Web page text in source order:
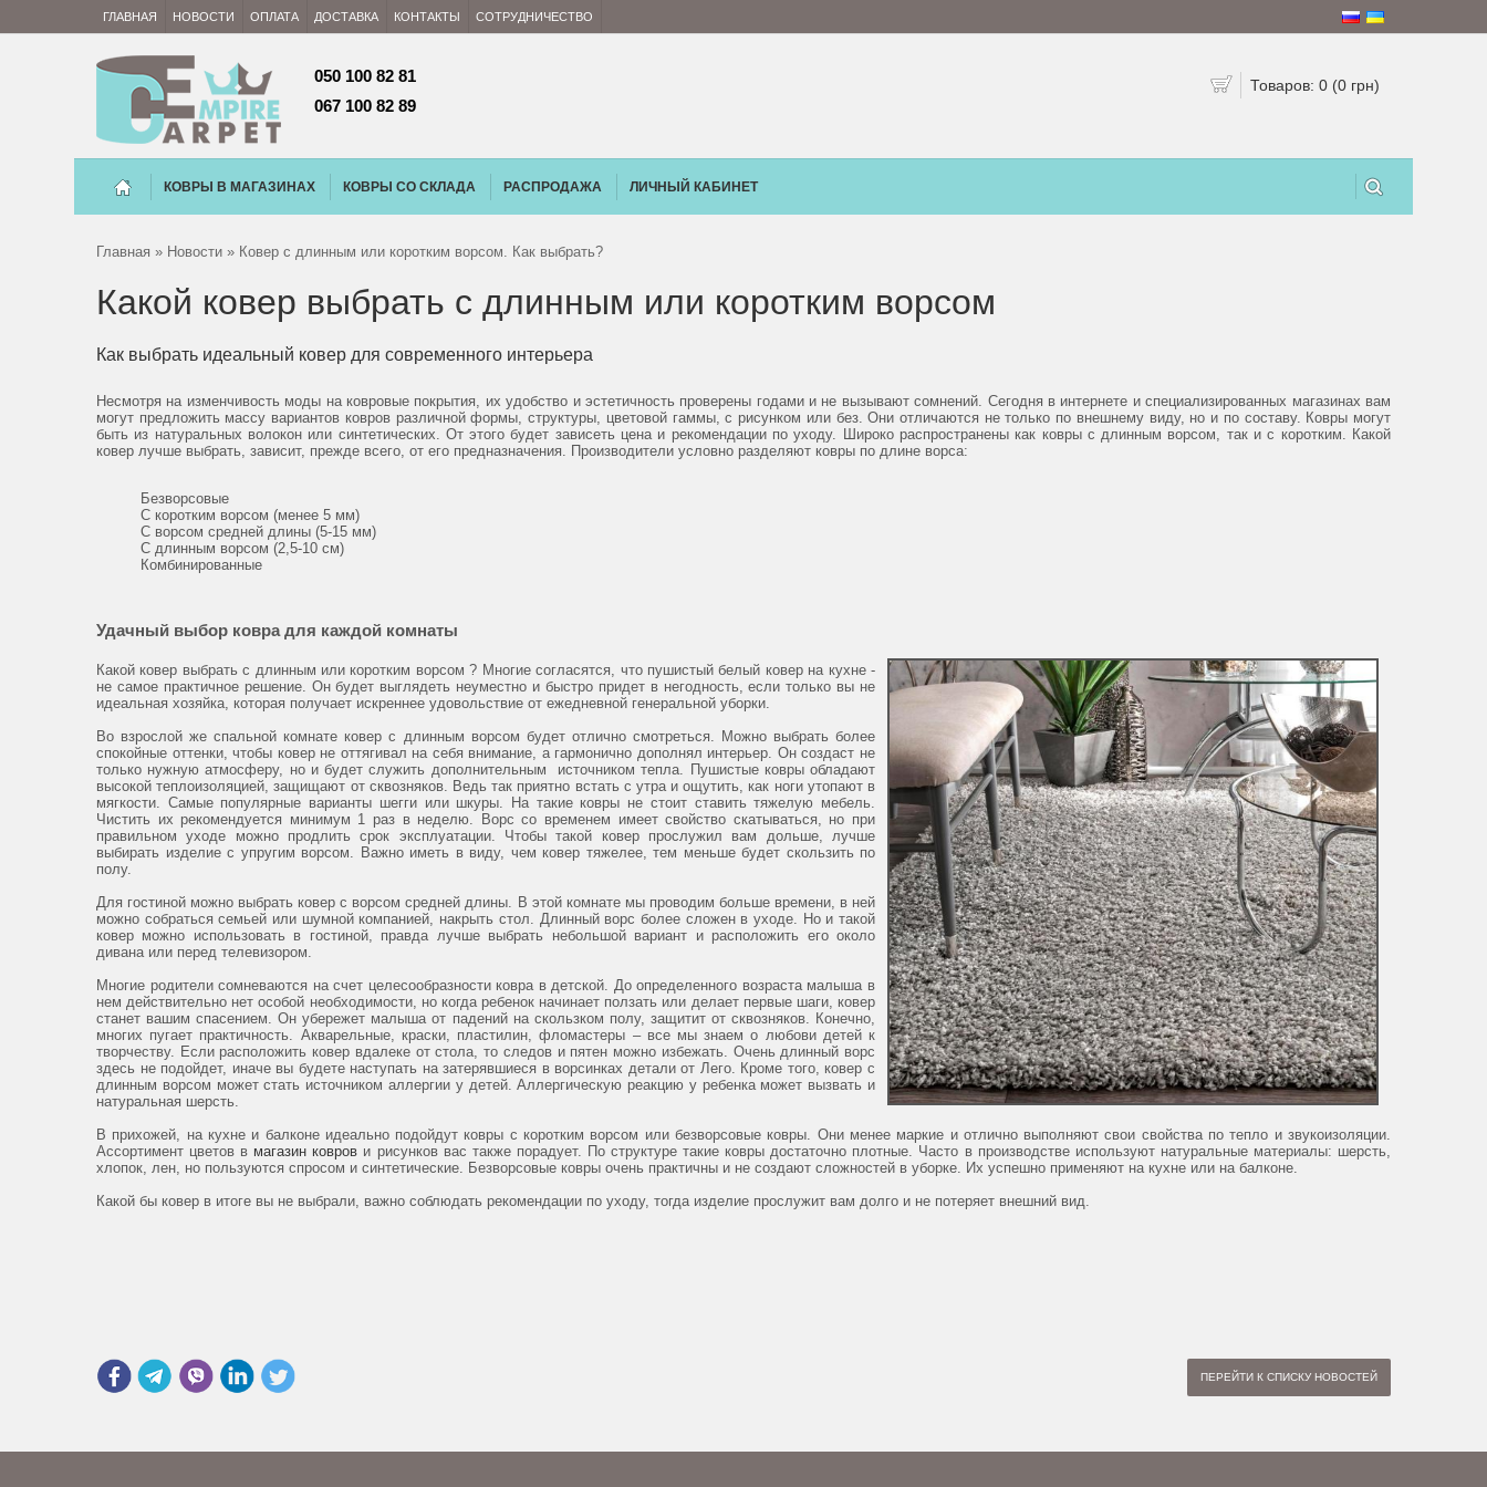
ГЛАВНАЯ НОВОСТИ ОПЛАТА ДОСТАВКА КОНТАКТЫ СОТРУДНИЧЕСТВО
Товаров: 0 (0 грн)
050 100 82 81
067 100 82 89
КОВРЫ В МАГАЗИНАХ КОВРЫ СО СКЛАДА РАСПРОДАЖА ЛИЧНЫЙ КАБИНЕТ
Главная » Новости » Ковер с длинным или коротким ворсом. Как выбрать?
Какой ковер выбрать с длинным или коротким ворсом
Как выбрать идеальный ковер для современного интерьера
Несмотря на изменчивость моды на ковровые покрытия, их удобство и эстетичность проверены годами и не вызывают сомнений. Сегодня в интернете и специализированных магазинах вам
могут предложить массу вариантов ковров различной формы, структуры, цветовой гаммы, с рисунком или без. Они отличаются не только по внешнему виду, но и по составу. Ковры могут
быть из натуральных волокон или синтетических. От этого будет зависеть цена и рекомендации по уходу. Широко распространены как ковры с длинным ворсом, так и с коротким. Какой
ковер лучше выбрать, зависит, прежде всего, от его предназначения. Производители условно разделяют ковры по длине ворса:
Безворсовые
С коротким ворсом (менее 5 мм)
С ворсом средней длины (5-15 мм)
С длинным ворсом (2,5-10 см)
Комбинированные
Удачный выбор ковра для каждой комнаты
Какой ковер выбрать с длинным или коротким ворсом ? Многие согласятся, что пушистый белый ковер на кухне -
не самое практичное решение. Он будет выглядеть неуместно и быстро придет в негодность, если только вы не
идеальная хозяйка, которая получает искреннее удовольствие от ежедневной генеральной уборки.
Во взрослой же спальной комнате ковер с длинным ворсом будет отлично смотреться. Можно выбрать более
спокойные оттенки, чтобы ковер не оттягивал на себя внимание, а гармонично дополнял интерьер. Он создаст не
только нужную атмосферу, но и будет служить дополнительным источником тепла. Пушистые ковры обладают
высокой теплоизоляцией, защищают от сквозняков. Ведь так приятно встать с утра и ощутить, как ноги утопают в
мягкости. Самые популярные варианты шегги или шкуры. На такие ковры не стоит ставить тяжелую мебель.
Чистить их рекомендуется минимум 1 раз в неделю. Ворс со временем имеет свойство скатываться, но при
правильном уходе можно продлить срок эксплуатации. Чтобы такой ковер прослужил вам дольше, лучше
выбирать изделие с упругим ворсом. Важно иметь в виду, чем ковер тяжелее, тем меньше будет скользить по
полу.
Для гостиной можно выбрать ковер с ворсом средней длины. В этой комнате мы проводим больше времени, в ней
можно собраться семьей или шумной компанией, накрыть стол. Длинный ворс более сложен в уходе. Но и такой
ковер можно использовать в гостиной, правда лучше выбрать небольшой вариант и расположить его около
дивана или перед телевизором.
Многие родители сомневаются на счет целесообразности ковра в детской. До определенного возраста малыша в
нем действительно нет особой необходимости, но когда ребенок начинает ползать или делает первые шаги, ковер
станет вашим спасением. Он убережет малыша от падений на скользком полу, защитит от сквозняков. Конечно,
многих пугает практичность. Акварельные, краски, пластилин, фломастеры – все мы знаем о любови детей к
творчеству. Если расположить ковер вдалеке от стола, то следов и пятен можно избежать. Очень длинный ворс
здесь не подойдет, иначе вы будете наступать на затерявшиеся в ворсинках детали от Лего. Кроме того, ковер с
длинным ворсом может стать источником аллергии у детей. Аллергическую реакцию у ребенка может вызвать и
натуральная шерсть.
В прихожей, на кухне и балконе идеально подойдут ковры с коротким ворсом или безворсовые ковры. Они менее маркие и отлично выполняют свои свойства по тепло и звукоизоляции.
Ассортимент цветов в магазин ковров и рисунков вас также порадует. По структуре такие ковры достаточно плотные. Часто в производстве используют натуральные материалы: шерсть,
хлопок, лен, но пользуются спросом и синтетические. Безворсовые ковры очень практичны и не создают сложностей в уборке. Их успешно применяют на кухне или на балконе.
Какой бы ковер в итоге вы не выбрали, важно соблюдать рекомендации по уходу, тогда изделие прослужит вам долго и не потеряет внешний вид.
ПЕРЕЙТИ К СПИСКУ НОВОСТЕЙ